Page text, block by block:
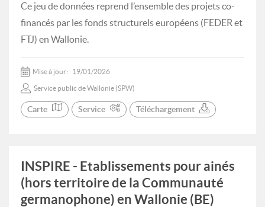
Ce jeu de données reprend l’ensemble des projets co-
financés par les fonds structurels européens (FEDER et
FTJ) en Wallonie.
Mise à jour: 19/01/2026
Service public de Wallonie (SPW)
Carte Service Téléchargement
INSPIRE - Etablissements pour ainés
(hors territoire de la Communauté
germanophone) en Wallonie (BE)